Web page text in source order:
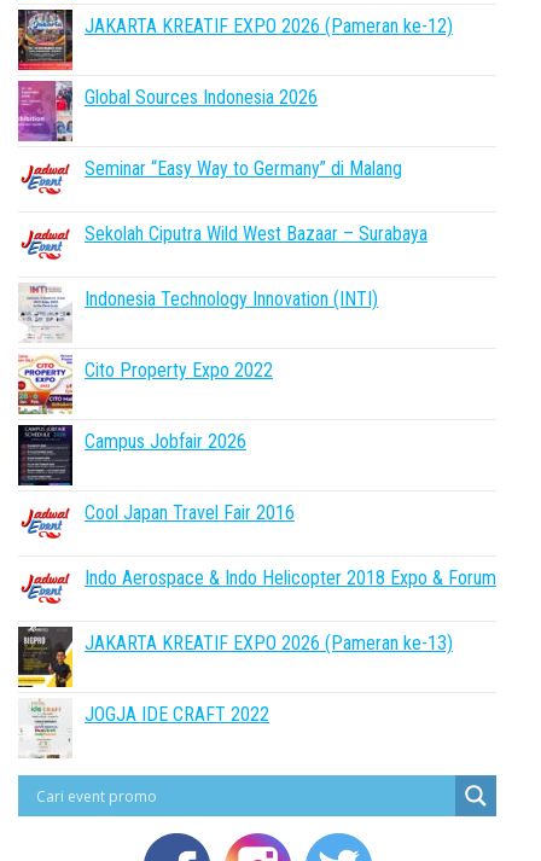
JAKARTA KREATIF EXPO 2026 (Pameran ke-12)
Global Sources Indonesia 2026
Seminar “Easy Way to Germany” di Malang
Sekolah Ciputra Wild West Bazaar – Surabaya
Indonesia Technology Innovation (INTI)
Cito Property Expo 2022
Campus Jobfair 2026
Cool Japan Travel Fair 2016
Indo Aerospace & Indo Helicopter 2018 Expo & Forum
JAKARTA KREATIF EXPO 2026 (Pameran ke-13)
JOGJA IDE CRAFT 2022